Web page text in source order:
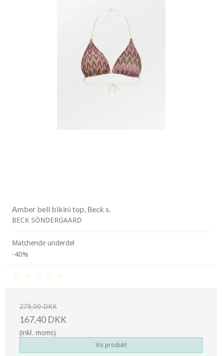
Amber bell bikini top, Beck s.
BECK SÖNDERGAARD
Matchende underdel
-40%
279,00 DKK
167,40 DKK
(inkl. moms)
Vis produkt